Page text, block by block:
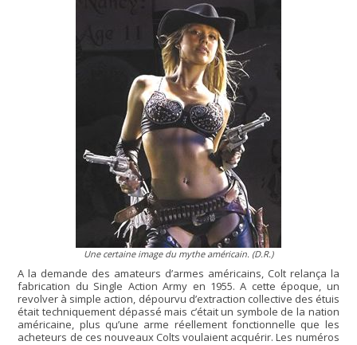
Une certaine image du mythe américain. (D.R.)
A la demande des amateurs d’armes américains, Colt relança la
fabrication du Single Action Army en 1955. A cette époque, un
revolver à simple action, dépourvu d’extraction collective des étuis
était techniquement dépassé mais c’était un symbole de la nation
américaine, plus qu’une arme réellement fonctionnelle que les
acheteurs de ces nouveaux Colts voulaient acquérir. Les numéros